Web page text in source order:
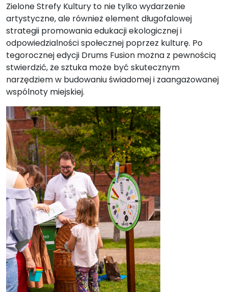
Zielone Strefy Kultury to nie tylko wydarzenie
artystyczne, ale również element długofalowej
strategii promowania edukacji ekologicznej i
odpowiedzialności społecznej poprzez kulturę. Po
tegorocznej edycji Drums Fusion można z pewnością
stwierdzić, że sztuka może być skutecznym
narzędziem w budowaniu świadomej i zaangażowanej
wspólnoty miejskiej.